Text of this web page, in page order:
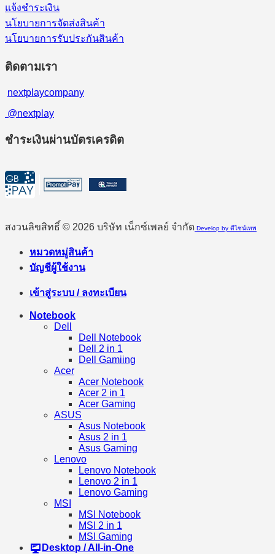
แจ้งชำระเงิน
นโยบายการจัดส่งสินค้า
นโยบายการรับประกันสินค้า
ติดตามเรา
nextplaycompany
@nextplay
ชำระเงินผ่านบัตรเครดิต
สงวนลิขสิทธิ์ © 2026 บริษัท เน็กซ์เพลย์ จำกัด Develop by ดีไซน์เทพ
หมวดหมู่สินค้า
บัญชีผู้ใช้งาน
เข้าสู่ระบบ / ลงทะเบียน
Notebook
Dell
Dell Notebook
Dell 2 in 1
Dell Gamiing
Acer
Acer Notebook
Acer 2 in 1
Acer Gaming
ASUS
Asus Notebook
Asus 2 in 1
Asus Gaming
Lenovo
Lenovo Notebook
Lenovo 2 in 1
Lenovo Gaming
MSI
MSI Notebook
MSI 2 in 1
MSI Gaming
Desktop / All-in-One